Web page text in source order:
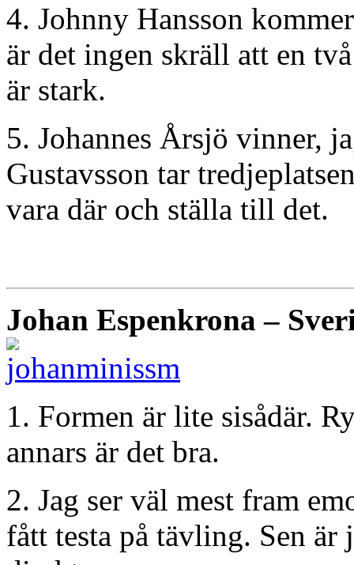
4. Johnny Hansson
är det ingen skräll att en
är stark.
5. Johannes Årsjö vinner,
Gustavsson tar
vara där och ställa till det.
Johan Espenkrona –
1. Formen är lite sisådär.
annars är det bra.
2. Jag ser väl mest fram
fått testa på tävling. Sen